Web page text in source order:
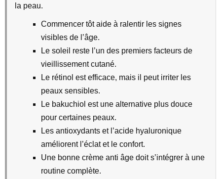
la peau.
Commencer tôt aide à ralentir les signes
visibles de l’âge.
Le soleil reste l’un des premiers facteurs de
vieillissement cutané.
Le rétinol est efficace, mais il peut irriter les
peaux sensibles.
Le bakuchiol est une alternative plus douce
pour certaines peaux.
Les antioxydants et l’acide hyaluronique
améliorent l’éclat et le confort.
Une bonne crème anti âge doit s’intégrer à une
routine complète.